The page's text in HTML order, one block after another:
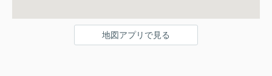
地図アプリで見る